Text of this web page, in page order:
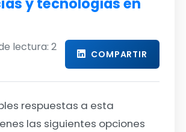
lectura: 2
COMPARTIR
respuestas a esta
las siguientes opciones